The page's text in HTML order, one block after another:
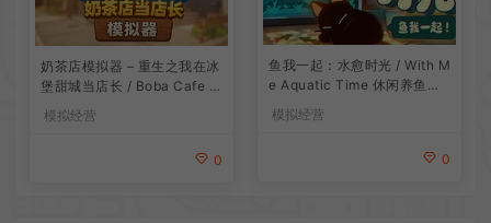
奶茶店模拟器 – 重生之我在冰
堡甜城当店长 / Boba Cafe Si
mulator 模拟经营游戏
模拟经营
0
鱼我一起：水愈时光 / With M
e Aquatic Time 休闲养鱼游
戏
模拟经营
0